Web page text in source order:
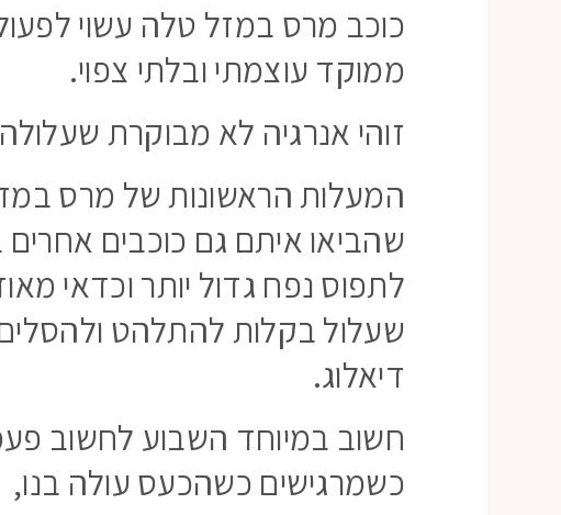
כוכב מרס במזל טלה עשוי
ממוקד עוצמתי ובלתי צפוי.
זוהי אנרגיה לא מבוקרת
המעלות הראשונות של מרס
שהביאו איתם גם כוכבים
לתפוס נפח גדול יותר וכדאי
שעלול בקלות להתלהט ולהסלים
דיאלוג.
חשוב במיוחד השבוע לחשוב
כשמרגישים כשהכעס עולה בנו,